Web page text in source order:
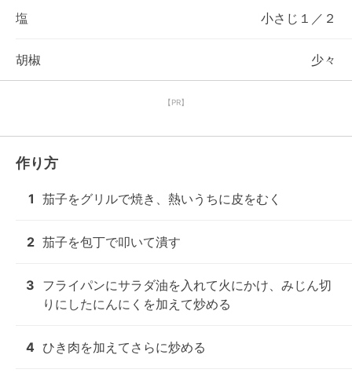
塩 小さじ１／２
胡椒 少々
【PR】
作り方
1 茄子をグリルで焼き、熱いうちに皮をむく
2 茄子を包丁で叩いて潰す
3 フライパンにサラダ油を入れて火にかけ、みじん切
りにしたにんにくを加えて炒める
4 ひき肉を加えてさらに炒める